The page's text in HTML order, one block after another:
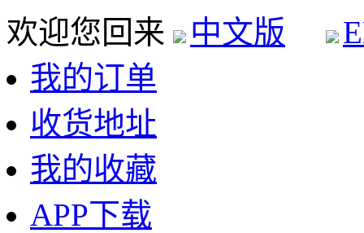
欢迎您回来 中文版
我的订单
收货地址
我的收藏
APP下载